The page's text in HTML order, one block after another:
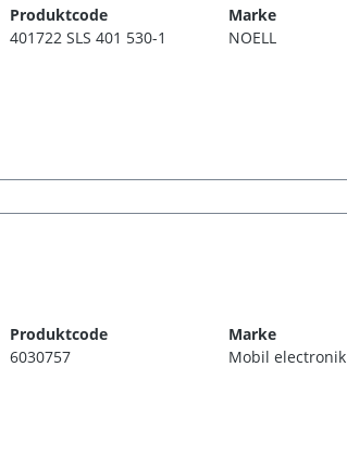
Produktcode
401722 SLS 401 530-1
Marke
NOELL
Produktcode
6030757
Marke
Mobil electronik